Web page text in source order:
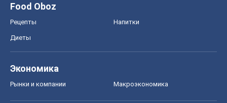
Food Oboz
Рецепты Напитки
Диеты
Экономика
Рынки и компании Mакроэкономика